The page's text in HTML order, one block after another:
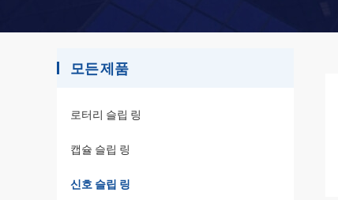
모든 제품
로터리 슬립 링
캡슐 슬립 링
신호 슬립 링